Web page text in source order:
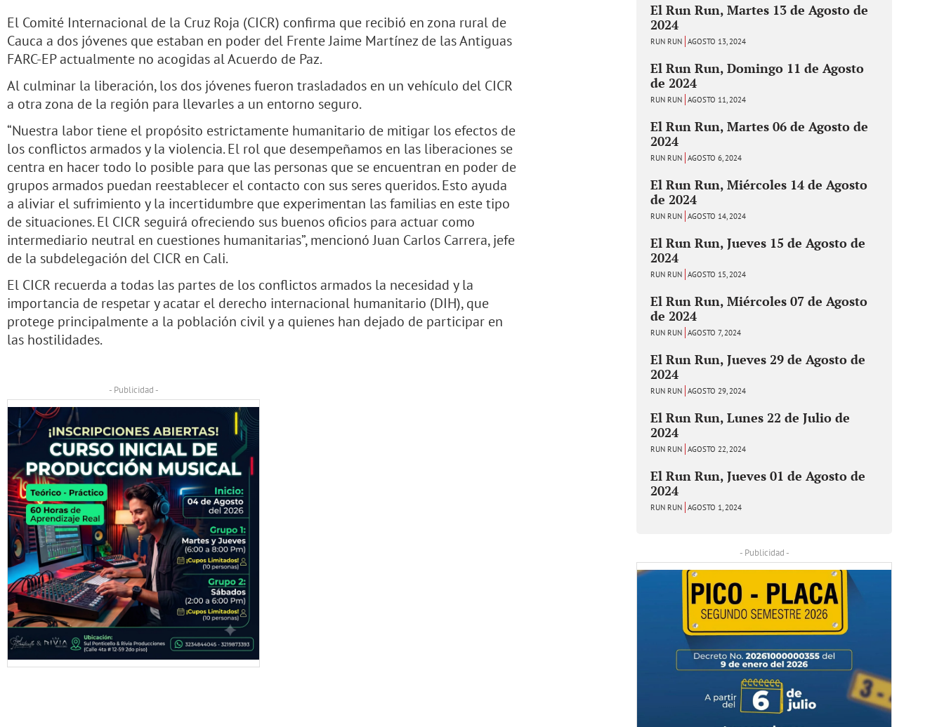
El Comité Internacional de la Cruz Roja (CICR) confirma que recibió en zona rural de
Cauca a dos jóvenes que estaban en poder del Frente Jaime Martínez de las Antiguas
FARC-EP actualmente no acogidas al Acuerdo de Paz.
Al culminar la liberación, los dos jóvenes fueron trasladados en un vehículo del CICR
a otra zona de la región para llevarles a un entorno seguro.
“Nuestra labor tiene el propósito estrictamente humanitario de mitigar los efectos de
los conflictos armados y la violencia. El rol que desempeñamos en las liberaciones se
centra en hacer todo lo posible para que las personas que se encuentran en poder de
grupos armados puedan reestablecer el contacto con sus seres queridos. Esto ayuda
a aliviar el sufrimiento y la incertidumbre que experimentan las familias en este tipo
de situaciones. El CICR seguirá ofreciendo sus buenos oficios para actuar como
intermediario neutral en cuestiones humanitarias”, mencionó Juan Carlos Carrera, jefe
de la subdelegación del CICR en Cali.
El CICR recuerda a todas las partes de los conflictos armados la necesidad y la
importancia de respetar y acatar el derecho internacional humanitario (DIH), que
protege principalmente a la población civil y a quienes han dejado de participar en
las hostilidades.
- Publicidad -
El Run Run, Martes 13 de Agosto de
2024
RUN RUN AGOSTO 13, 2024
El Run Run, Domingo 11 de Agosto
de 2024
RUN RUN AGOSTO 11, 2024
El Run Run, Martes 06 de Agosto de
2024
RUN RUN AGOSTO 6, 2024
El Run Run, Miércoles 14 de Agosto
de 2024
RUN RUN AGOSTO 14, 2024
El Run Run, Jueves 15 de Agosto de
2024
RUN RUN AGOSTO 15, 2024
El Run Run, Miércoles 07 de Agosto
de 2024
RUN RUN AGOSTO 7, 2024
El Run Run, Jueves 29 de Agosto de
2024
RUN RUN AGOSTO 29, 2024
El Run Run, Lunes 22 de Julio de
2024
RUN RUN AGOSTO 22, 2024
El Run Run, Jueves 01 de Agosto de
2024
RUN RUN AGOSTO 1, 2024
- Publicidad -